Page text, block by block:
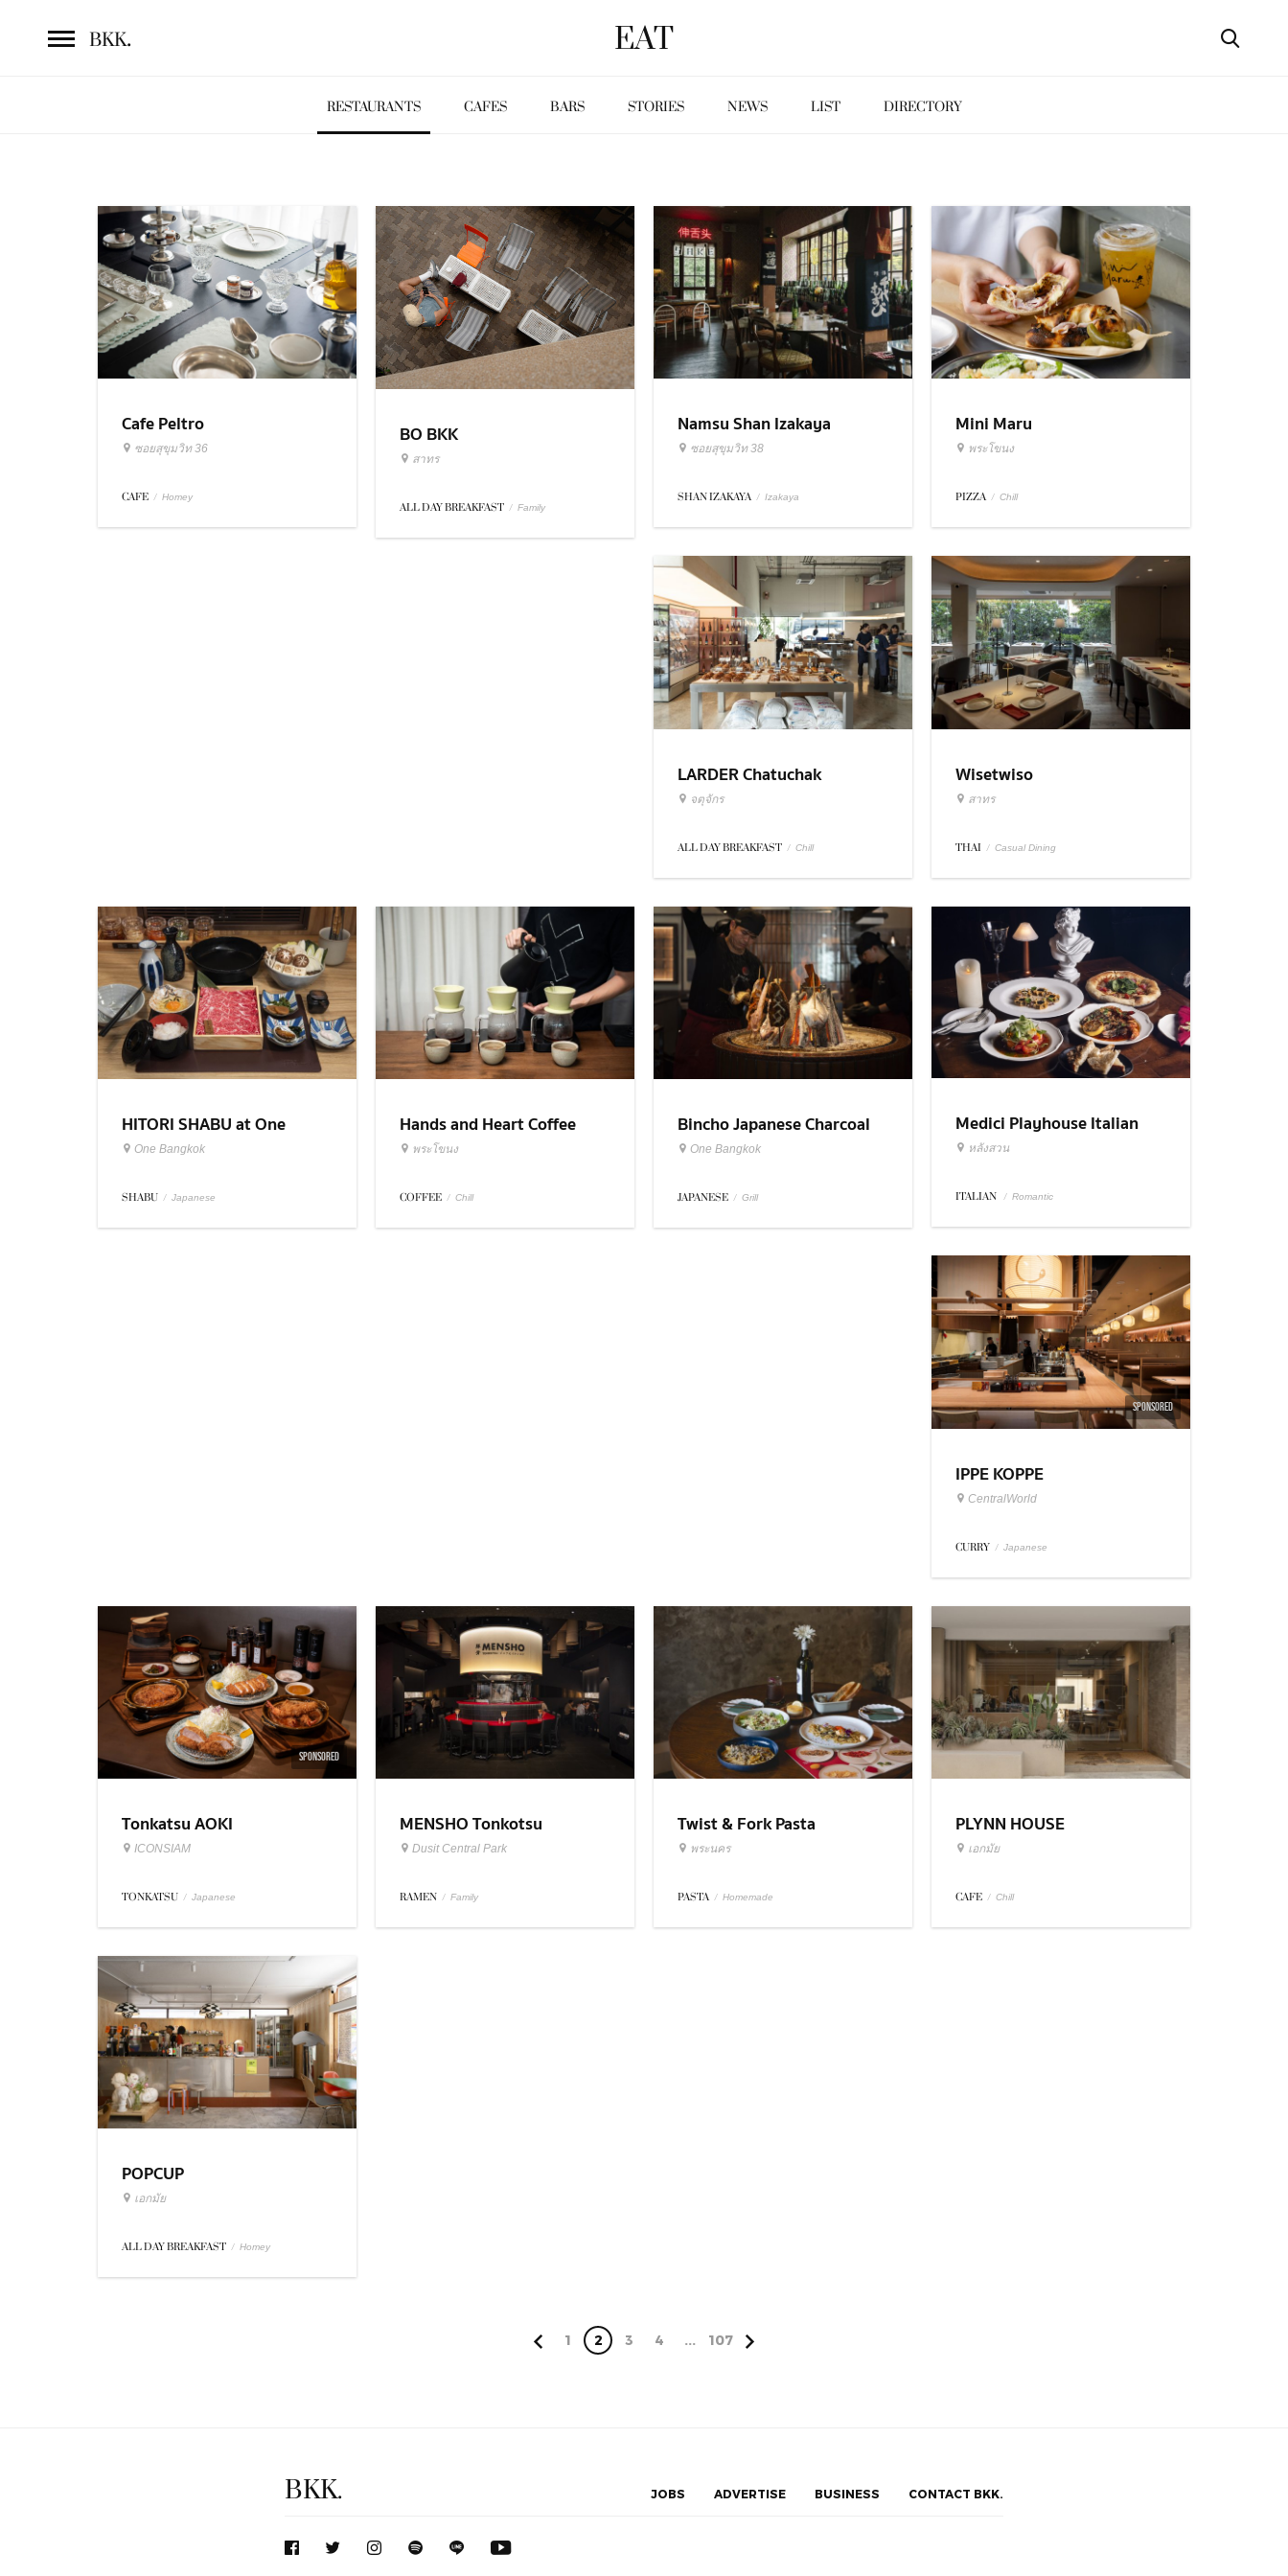
BKK. EAT
RESTAURANTS CAFES BARS STORIES NEWS LIST DIRECTORY
Cafe Peltro
ซอยสุขุมวิท 36
CAFE / Homey
BO BKK
สาทร
ALL DAY BREAKFAST / Family
Namsu Shan Izakaya
ซอยสุขุมวิท 38
SHAN IZAKAYA / Izakaya
Mini Maru
พระโขนง
PIZZA / Chill
LARDER Chatuchak
จตุจักร
ALL DAY BREAKFAST / Chill
Wisetwiso
สาทร
THAI / Casual Dining
HITORI SHABU at One
Bangkok
One Bangkok
SHABU / Japanese
Hands and Heart Coffee
Roasters
พระโขนง
COFFEE / Chill
Bincho Japanese Charcoal
Grilled
One Bangkok
JAPANESE / Grill
Medici Playhouse Italian
Restaurant & Bar Bangkok
หลังสวน
ITALIAN / Romantic
SPONSORED
IPPE KOPPE
CentralWorld
CURRY / Japanese
SPONSORED
Tonkatsu AOKI
ICONSIAM
TONKATSU / Japanese
MENSHO Tonkotsu
Dusit Central Park
RAMEN / Family
Twist & Fork Pasta
พระนคร
PASTA / Homemade
PLYNN HOUSE
เอกมัย
CAFE / Chill
POPCUP
เอกมัย
ALL DAY BREAKFAST / Homey
1 2 3 4 ... 107
BKK. JOBS ADVERTISE BUSINESS CONTACT BKK.